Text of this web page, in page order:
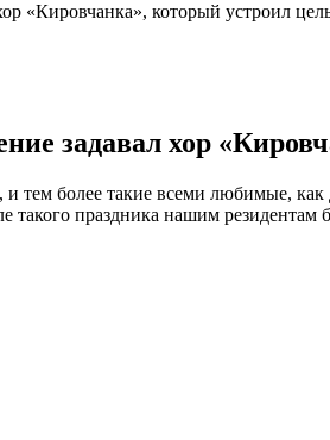
«Кировчанка», который устроил
задавал хор
тем более такие всеми любимые,
праздника нашим резидентам